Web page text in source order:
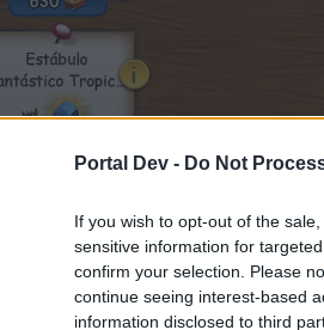
Portal Dev - Do Not
If you wish to opt-out of the
sensitive information for
confirm your selection. Please
continue seeing interest-based
information disclosed to third